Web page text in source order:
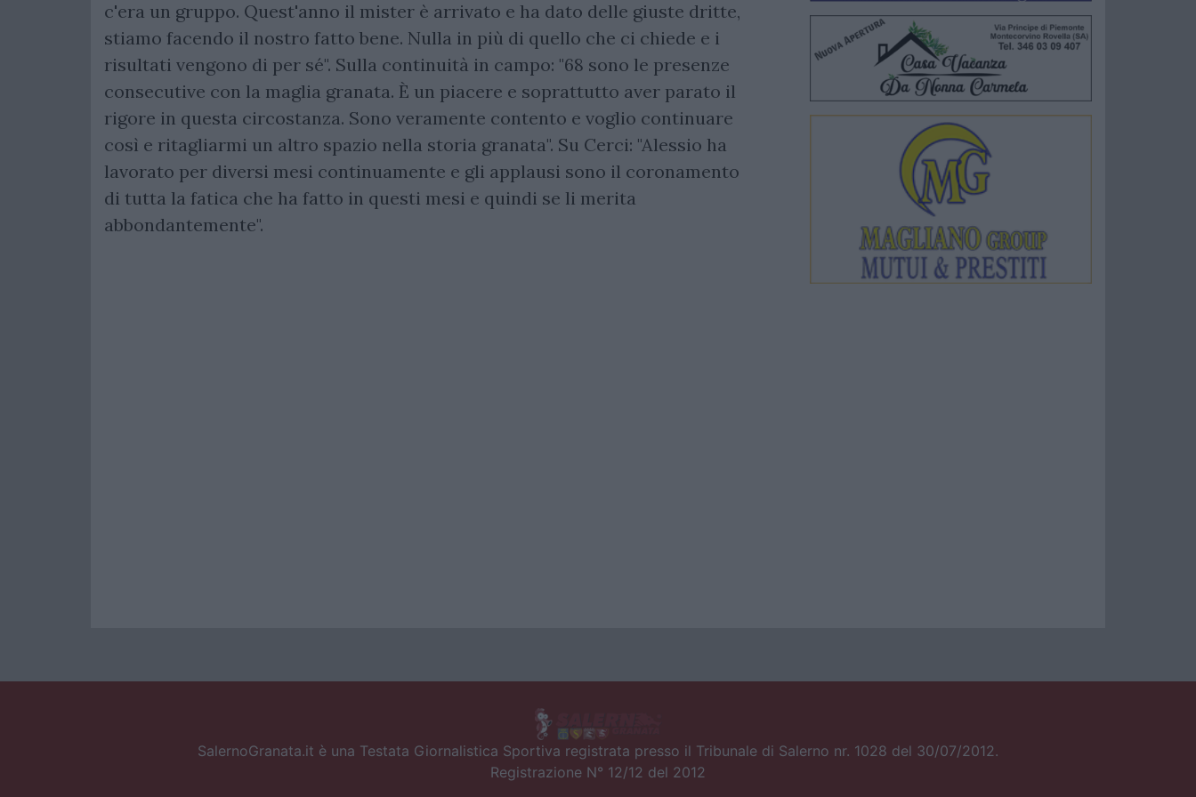
c'era un gruppo. Quest'anno il mister è arrivato e ha dato delle giuste dritte,
stiamo facendo il nostro fatto bene. Nulla in più di quello che ci chiede e i
risultati vengono di per sé". Sulla continuità in campo: "68 sono le presenze
consecutive con la maglia granata. È un piacere e soprattutto aver parato il
rigore in questa circostanza. Sono veramente contento e voglio continuare
così e ritagliarmi un altro spazio nella storia granata". Su Cerci: "Alessio ha
lavorato per diversi mesi continuamente e gli applausi sono il coronamento
di tutta la fatica che ha fatto in questi mesi e quindi se li merita
abbondantemente".
SalernoGranata.it è una Testata Giornalistica Sportiva registrata presso il Tribunale di Salerno nr. 1028 del 30/07/2012.
Registrazione N° 12/12 del 2012